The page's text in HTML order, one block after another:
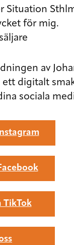
Situation
för mig.
av
digitalt
sociala
TikTok